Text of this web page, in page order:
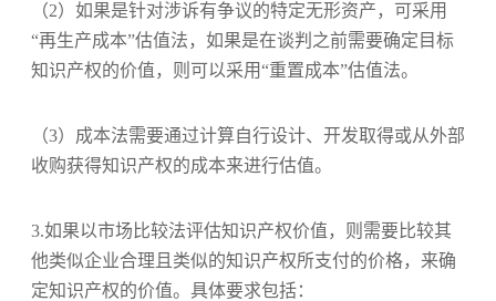
（2）如果是针对涉诉有争议的特定无形资产，可采用
“再生产成本”估值法，如果是在谈判之前需要确定目标
知识产权的价值，则可以采用“重置成本”估值法。
（3）成本法需要通过计算自行设计、开发取得或从外部
收购获得知识产权的成本来进行估值。
3.如果以市场比较法评估知识产权价值，则需要比较其
他类似企业合理且类似的知识产权所支付的价格，来确
定知识产权的价值。具体要求包括：